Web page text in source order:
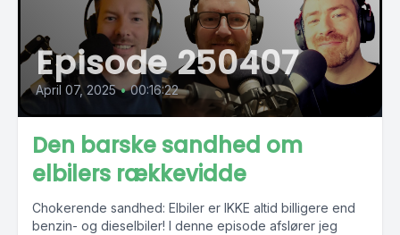
Episode 250407
April 07, 2025 • 00:16:22
Den barske sandhed om
elbilers rækkevidde
Chokerende sandhed: Elbiler er IKKE altid billigere end
benzin- og dieselbiler! I denne episode afslører jeg